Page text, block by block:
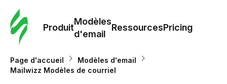
Produit
Modèles
d'email
RessourcesPricing
Page d'accueil
Modèles d'email
Mailwizz Modèles de courriel